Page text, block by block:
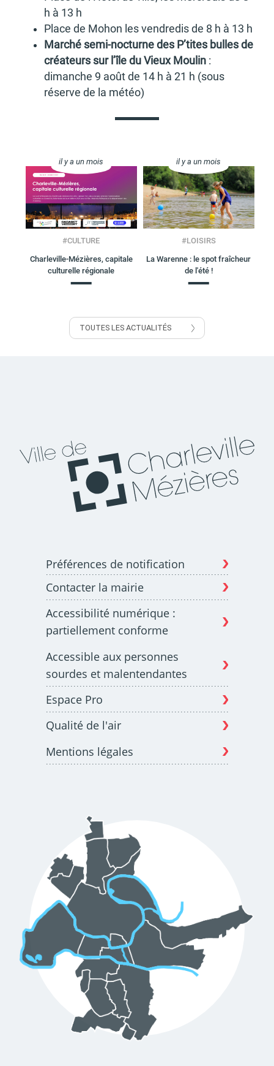
il y a un mois
#CULTURE
Charleville-Mézières, capitale
culturelle régionale
h à 13 h
Place de Mohon les vendre­dis de 8 h à 13 h
Marché semi-nocturne des P’tites bulles de
créa­teurs sur l’île du Vieux Moulin :
dimanche 9 août de 14 h à 21 h (sous
réserve de la météo)
il y a un mois
#LOISIRS
La Warenne : le spot fraîcheur
de l'été !
TOUTES LES ACTUALITÉS
Préférences de notification
Contacter la mairie
Accessibilité numérique :
partiellement conforme
Accessible aux personnes
sourdes et malentendantes
Espace Pro
Qualité de l'air
Mentions légales